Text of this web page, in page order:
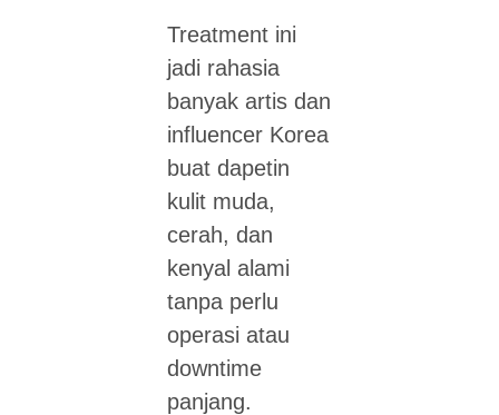
Treatment ini
jadi rahasia
banyak artis dan
influencer Korea
buat dapetin
kulit muda,
cerah, dan
kenyal alami
tanpa perlu
operasi atau
downtime
panjang.